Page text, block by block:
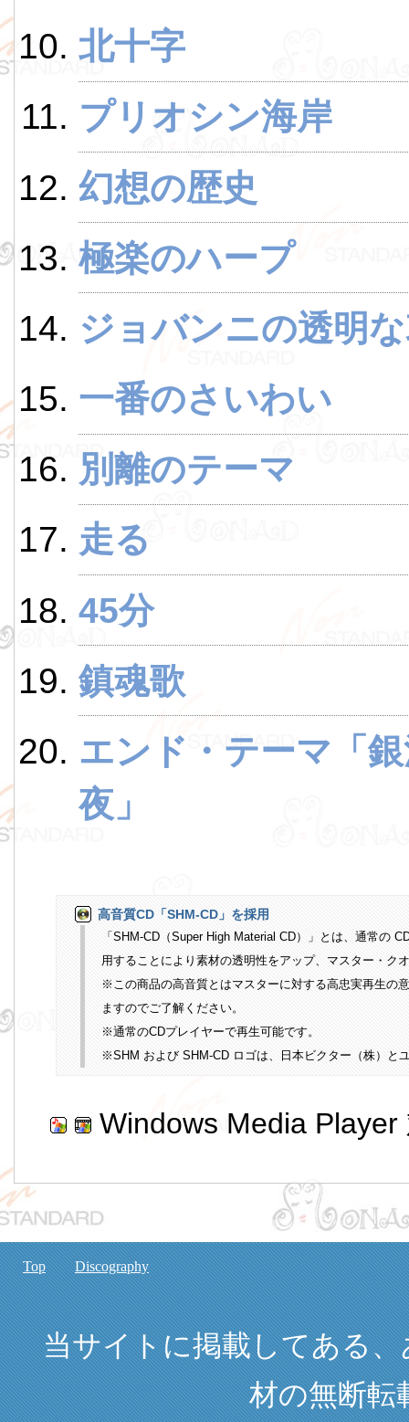
北十字
プリオシン海岸
幻想の歴史
極楽のハープ
ジョバンニの透明
一番のさいわい
別離のテーマ
走る
45分
鎮魂歌
エンド・テーマ「
夜」
高音質CD「SHM-CD」を採用
「SHM-CD（Super High Material CD）」とは、通常の
用することにより素材の透明性をアップ、マスター・ク
※この商品の高音質とはマスターに対する高忠実再生の
ますのでご了解ください。
※通常のCDプレイヤーで再生可能です。
※SHM および SHM-CD ロゴは、日本ビクター（株）と
Windows Media Player
Top Discography
当サイトに掲載してある
材の無断転